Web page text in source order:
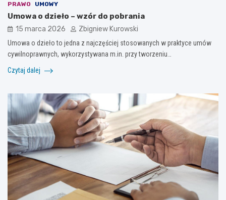
PRAWO
UMOWY
Umowa o dzieło – wzór do pobrania
15 marca 2026 Zbigniew Kurowski
Umowa o dzieło to jedna z najczęściej stosowanych w praktyce umów
cywilnoprawnych, wykorzystywana m.in. przy tworzeniu…
Czytaj dalej